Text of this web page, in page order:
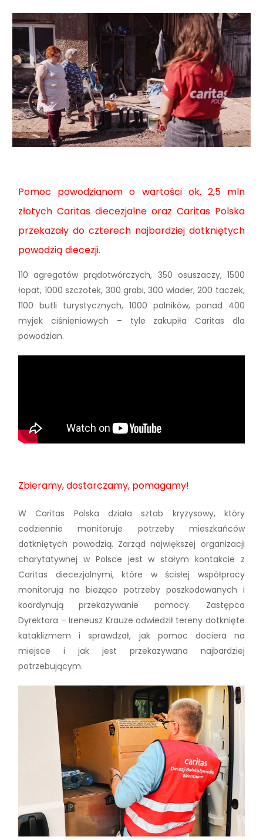
Pomoc powodzianom o wartości ok. 2,5 mln
złotych Caritas diecezjalne oraz Caritas Polska
przekazały do czterech najbardziej dotkniętych
powodzią diecezji.
110 agregatów prądotwórczych, 350 osuszaczy, 1500
łopat, 1000 szczotek, 300 grabi, 300 wiader, 200 taczek,
1100 butli turystycznych, 1000 palników, ponad 400
myjek ciśnieniowych – tyle zakupiła Caritas dla
powodzian.
Zbieramy, dostarczamy, pomagamy!
W Caritas Polska działa sztab kryzysowy, który
codziennie monitoruje potrzeby mieszkańców
dotkniętych powodzią. Zarząd największej organizacji
charytatywnej w Polsce jest w stałym kontakcie z
Caritas diecezjalnymi, które w ścisłej współpracy
monitorują na bieżąco potrzeby poszkodowanych i
koordynują przekazywanie pomocy. Zastępca
Dyrektora – Ireneusz Krauze odwiedził tereny dotknięte
kataklizmem i sprawdzał, jak pomoc dociera na
miejsce i jak jest przekazywana najbardziej
potrzebującym.